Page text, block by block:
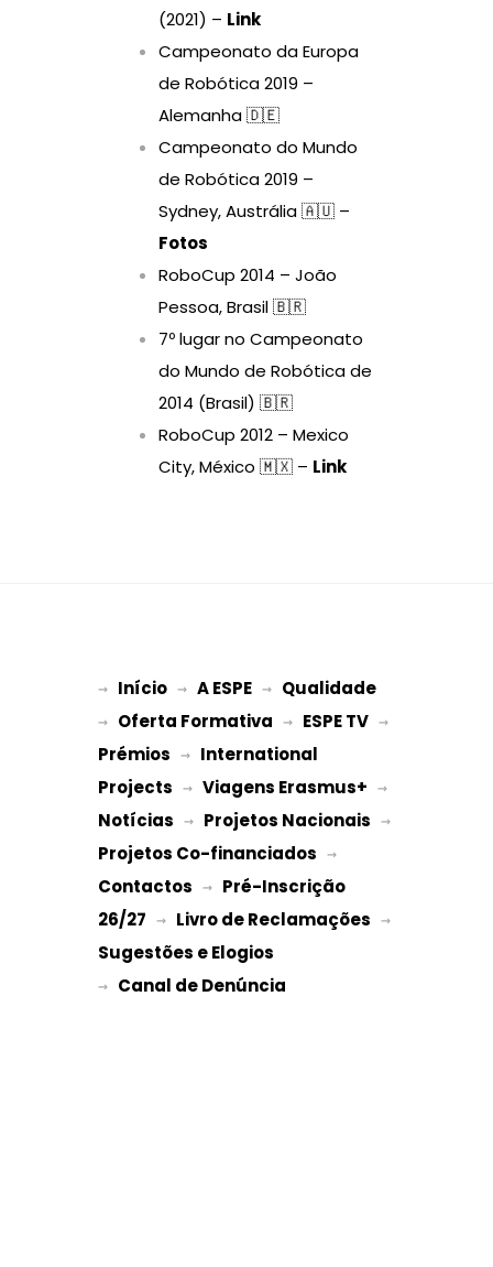
(2021) – Link
Campeonato da Europa
de Robótica 2019 –
Alemanha 🇩🇪
Campeonato do Mundo
de Robótica 2019 –
Sydney, Austrália 🇦🇺 –
Fotos
RoboCup 2014 – João
Pessoa, Brasil 🇧🇷
7º lugar no Campeonato
do Mundo de Robótica de
2014 (Brasil) 🇧🇷
RoboCup 2012 – Mexico
City, México 🇲🇽 – Link
→ Início → A ESPE → Qualidade
→ Oferta Formativa → ESPE TV
Prémios → International
Projects → Viagens Erasmus+
Notícias → Projetos Nacionais
Projetos Co-financiados
Contactos → Pré-Inscrição
26/27 → Livro de Reclamações
Sugestões e Elogios
→